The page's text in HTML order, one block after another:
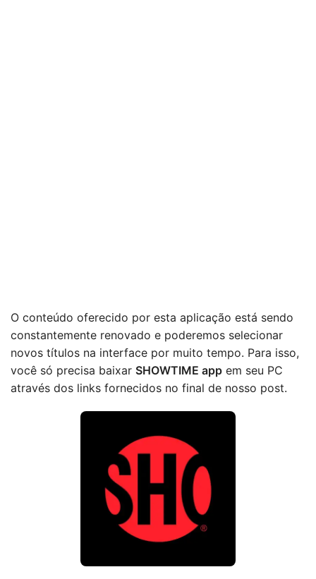
O conteúdo oferecido por esta aplicação está sendo
constantemente renovado e poderemos selecionar
novos títulos na interface por muito tempo. Para isso,
você só precisa baixar SHOWTIME app em seu PC
através dos links fornecidos no final de nosso post.